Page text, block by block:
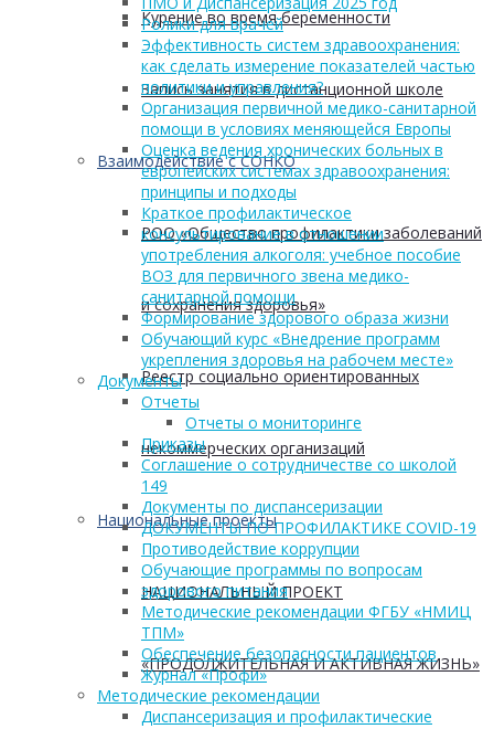
Курение во время беременности
Запись занятия в дистанционной школе
Взаимодействие с СОНКО
РОО «Общество профилактики заболеваний
и сохранения здоровья»
Реестр социально ориентированных
некоммерческих организаций
Национальные проекты
НАЦИОНАЛЬНЫЙ ПРОЕКТ
«ПРОДОЛЖИТЕЛЬНАЯ И АКТИВНАЯ ЖИЗНЬ»
Ролики для врачей
Эффективность систем здравоохранения:
как сделать измерение показателей частью
политики и управления?
Организация первичной медико-санитарной
помощи в условиях меняющейся Европы
Оценка ведения хронических больных в
европейских системах здравоохранения:
принципы и подходы
Краткое профилактическое
консультирование в отношении
употребления алкоголя: учебное пособие
ВОЗ для первичного звена медико-
санитарной помощи
Формирование здорового образа жизни
Обучающий курс «Внедрение программ
укрепления здоровья на рабочем месте»
Документы
Отчеты
Отчеты о мониторинге
Приказы
Соглашение о сотрудничестве со школой
149
Документы по диспансеризации
ДОКУМЕНТЫ ПО ПРОФИЛАКТИКЕ COVID-19
Противодействие коррупции
Обучающие программы по вопросам
здорового питания
Методические рекомендации ФГБУ «НМИЦ
ТПМ»
Обеспечение безопасности пациентов
Журнал «Профи»
Методические рекомендации
Диспансеризация и профилактические